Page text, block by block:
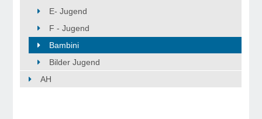
E- Jugend
F - Jugend
Bambini
Bilder Jugend
AH